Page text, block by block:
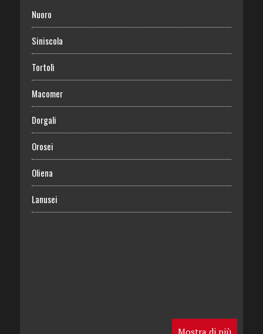
Nuoro
Siniscola
Tortolì
Macomer
Dorgali
Orosei
Oliena
Lanusei
Mostra di più